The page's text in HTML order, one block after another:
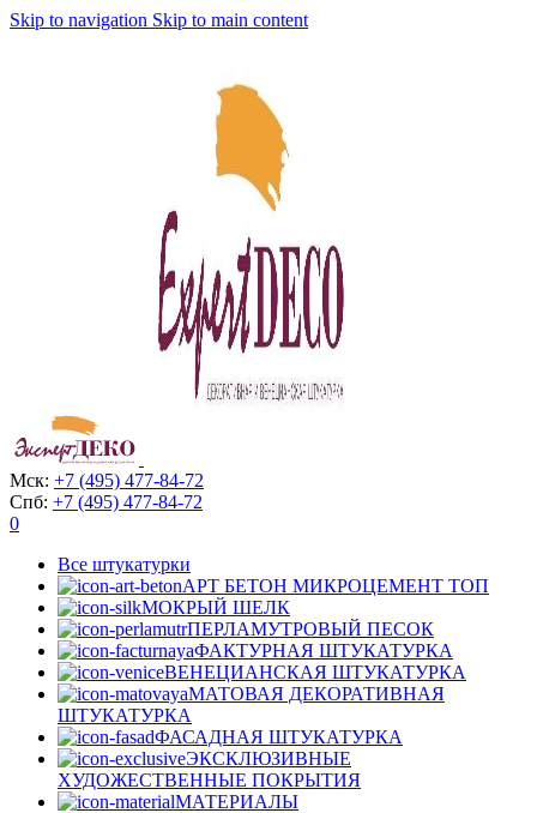
Skip to navigation Skip to main content
Мск: +7 (495) 477-84-72
Спб: +7 (495) 477-84-72
0
Все штукатурки
АРТ БЕТОН МИКРОЦЕМЕНТ ТОП
МОКРЫЙ ШЕЛК
ПЕРЛАМУТРОВЫЙ ПЕСОК
ФАКТУРНАЯ ШТУКАТУРКА
ВЕНЕЦИАНСКАЯ ШТУКАТУРКА
МАТОВАЯ ДЕКОРАТИВНАЯ
ШТУКАТУРКА
ФАСАДНАЯ ШТУКАТУРКА
ЭКСКЛЮЗИВНЫЕ
ХУДОЖЕСТВЕННЫЕ ПОКРЫТИЯ
МАТЕРИАЛЫ